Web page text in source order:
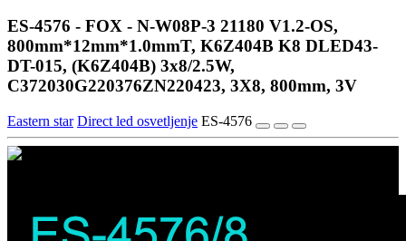
ES-4576 - FOX - N-W08P-3 21180 V1.2-OS,
800mm*12mm*1.0mmT, K6Z404B K8 DLED43-
DT-015, (K6Z404B) 3x8/2.5W,
C372030G220376ZN220423, 3X8, 800mm, 3V
Eastern star Direct led osvetljenje ES-4576